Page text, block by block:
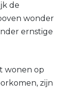
de
wonder
ernstige
wonen op
zijn